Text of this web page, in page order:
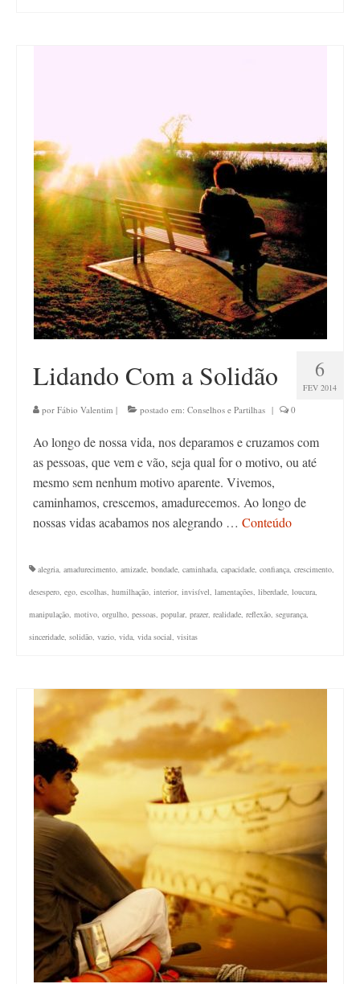
6
FEV 2014
Lidando Com a Solidão
por Fábio Valentim | postado em: Conselhos e Partilhas | 0
Ao longo de nossa vida, nos deparamos e cruzamos com
as pessoas, que vem e vão, seja qual for o motivo, ou até
mesmo sem nenhum motivo aparente. Vivemos,
caminhamos, crescemos, amadurecemos. Ao longo de
nossas vidas acabamos nos alegrando … Conteúdo
alegria, amadurecimento, amizade, bondade, caminhada, capacidade, confiança, crescimento,
desespero, ego, escolhas, humilhação, interior, invisível, lamentações, liberdade, loucura,
manipulação, motivo, orgulho, pessoas, popular, prazer, realidade, reflexão, segurança,
sinceridade, solidão, vazio, vida, vida social, visitas